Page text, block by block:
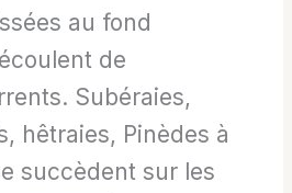
au fond
de
Subéraies,
hêtraies, Pinèdes à
succèdent sur les